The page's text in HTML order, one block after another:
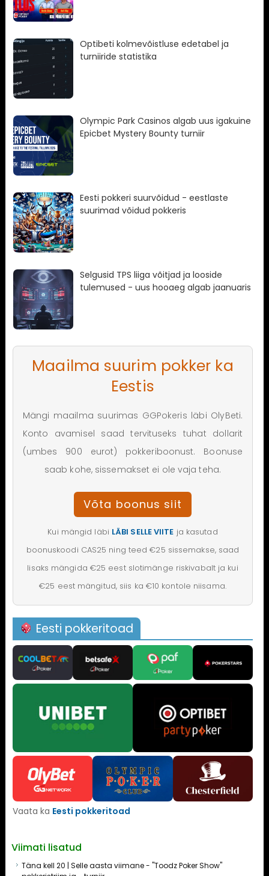
Optibeti kolmevõistluse edetabel ja
turniiride statistika
Olympic Park Casinos algab uus igakuine
Epicbet Mystery Bounty turniir
Eesti pokkeri suurvõidud - eestlaste
suurimad võidud pokkeris
Selgusid TPS liiga võitjad ja looside
tulemused - uus hooaeg algab jaanuaris
Maailma suurim pokker ka
Eestis
Mängi maailma suurimas GGPokeris läbi OlyBeti.
Konto avamisel saad tervituseks tuhat dollarit
(umbes 900 eurot) pokkeriboonust. Boonuse
saab kohe, sissemakset ei ole vaja teha.
Võta boonus siit
Kui mängid läbi LÄBI SELLE VIITE ja kasutad
boonuskoodi CAS25 ning teed €25 sissemakse, saad
lisaks mängida €25 eest slotimänge riskivabalt ja kui
€25 eest mängitud, siis ka €10 kontole niisama.
Eesti pokkeritoad
Vaata ka Eesti pokkeritoad
Viimati lisatud
Täna kell 20 | Selle aasta viimane - "Toodz Poker Show"